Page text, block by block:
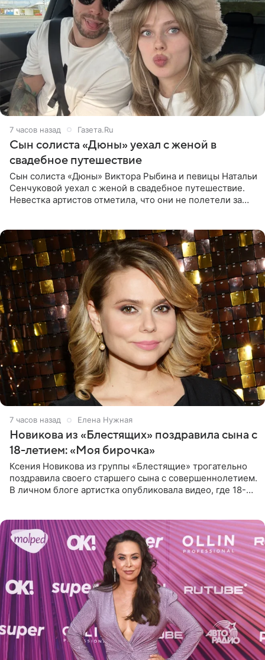
7 часов назад Газета.Ru
Сын солиста «Дюны» уехал с женой в
свадебное путешествие
Сын солиста «Дюны» Виктора Рыбина и певицы Натальи
Сенчуковой уехал с женой в свадебное путешествие.
Невестка артистов отметила, что они не полетели за
7 часов назад Елена Нужная
Новикова из «Блестящих» поздравила сына с
18-летием: «Моя бирочка»
Ксения Новикова из группы «Блестящие» трогательно
поздравила своего старшего сына с совершеннолетием.
В личном блоге артистка опубликовала видео, где 18-